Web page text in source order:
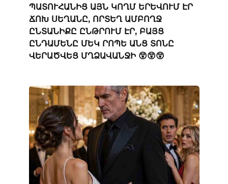
ՊԱՏՈՒՀԱՆԻՑ ԱՅՆ ԿՈՂՄ ԵՐԵՎՈՒՄ ԷՐ
ՃՈԽ ՍԵՂԱՆԸ, ՈՐՏԵՂ ԱՄԲՈՂՋ
ԸՆՏԱՆԻՔԸ ԸՆԹՐՈՒՄ ԷՐ, ԲԱՅՑ
ԸՆԴԱՄԵՆԸ ՄԵԿ ՐՈՊԵ ԱՆՑ ՏՈՆԸ
ՎԵՐԱԾՎԵՑ ՄՂՁԱՎԱՆՋԻ 😲😲😲